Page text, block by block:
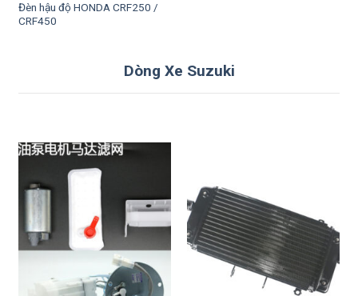
Đèn hậu độ HONDA CRF250 /
CRF450
Dòng Xe Suzuki